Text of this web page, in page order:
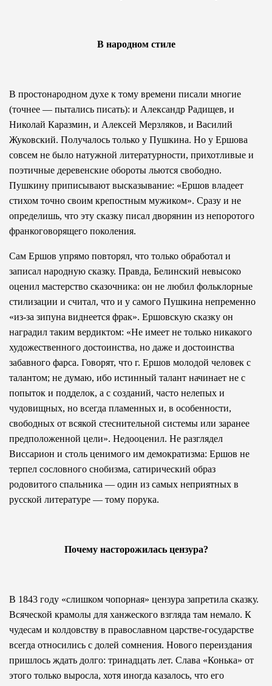
В народном стиле
В простонародном духе к тому времени писали многие
(точнее — пытались писать): и Александр Радищев, и
Николай Каразмин, и Алексей Мерзляков, и Василий
Жуковский. Получалось только у Пушкина. Но у Ершова
совсем не было натужной литературности, прихотливые и
поэтичные деревенские обороты льются свободно.
Пушкину приписывают высказывание: «Ершов владеет
стихом точно своим крепостным мужиком». Сразу и не
определишь, что эту сказку писал дворянин из непоротого
франкоговорящего поколения.
Сам Ершов упрямо повторял, что только обработал и
записал народную сказку. Правда, Белинский невысоко
оценил мастерство сказочника: он не любил фольклорные
стилизации и считал, что и у самого Пушкина непременно
«из-за зипуна виднеется фрак». Ершовскую сказку он
наградил таким вердиктом: «Не имеет не только никакого
художественного достоинства, но даже и достоинства
забавного фарса. Говорят, что г. Ершов молодой человек с
талантом; не думаю, ибо истинный талант начинает не с
попыток и подделок, а с созданий, часто нелепых и
чудовищных, но всегда пламенных и, в особенности,
свободных от всякой стеснительной системы или заранее
предположенной цели». Недооценил. Не разглядел
Виссарион и столь ценимого им демократизма: Ершов не
терпел сословного снобизма, сатирический образ
родовитого спальника — один из самых неприятных в
русской литературе — тому порука.
Почему насторожилась цензура?
В 1843 году «слишком чопорная» цензура запретила сказку.
Всяческой крамолы для ханжеского взгляда там немало. К
чудесам и колдовству в православном царстве-государстве
всегда относились с долей сомнения. Нового переиздания
пришлось ждать долго: тринадцать лет. Слава «Конька» от
этого только выросла, хотя иногда казалось, что его